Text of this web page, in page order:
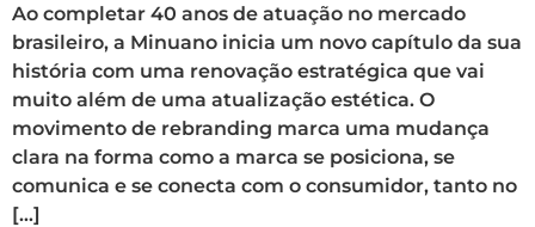
Ao completar 40 anos de atuação no mercado
brasileiro, a Minuano inicia um novo capítulo da sua
história com uma renovação estratégica que vai
muito além de uma atualização estética. O
movimento de rebranding marca uma mudança
clara na forma como a marca se posiciona, se
comunica e se conecta com o consumidor, tanto no
[…]